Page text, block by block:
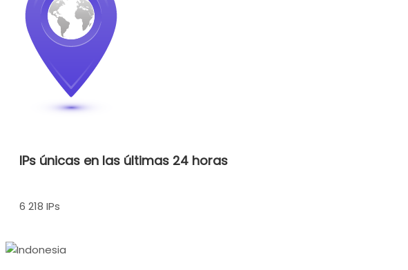
IPs únicas en las últimas 24 horas
6 218 IPs